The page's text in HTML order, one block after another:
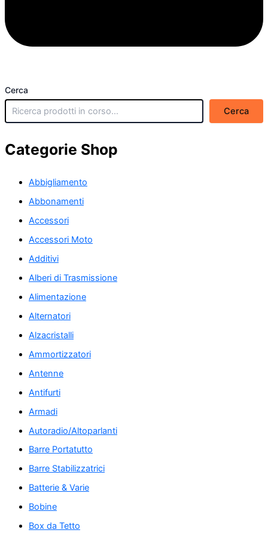
Cerca
Cerca
Categorie Shop
Abbigliamento
Abbonamenti
Accessori
Accessori Moto
Additivi
Alberi di Trasmissione
Alimentazione
Alternatori
Alzacristalli
Ammortizzatori
Antenne
Antifurti
Armadi
Autoradio/Altoparlanti
Barre Portatutto
Barre Stabilizzatrici
Batterie & Varie
Bobine
Box da Tetto